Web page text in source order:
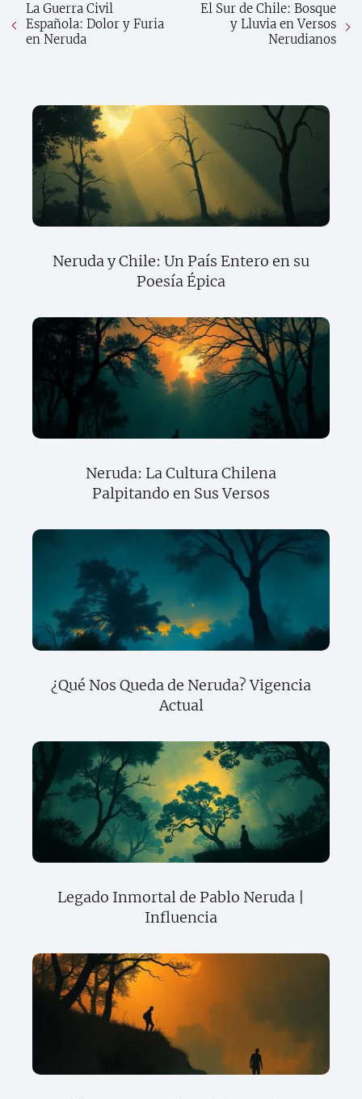
La Guerra Civil
Española: Dolor y Furia
en Neruda
El Sur de Chile: Bosque
y Lluvia en Versos
Nerudianos
Neruda y Chile: Un País Entero en su
Poesía Épica
Neruda: La Cultura Chilena
Palpitando en Sus Versos
¿Qué Nos Queda de Neruda? Vigencia
Actual
Legado Inmortal de Pablo Neruda |
Influencia